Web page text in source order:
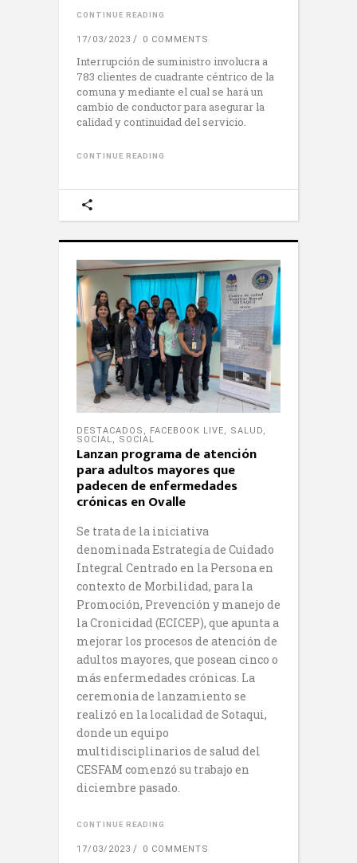
CONTINUE READING
17/03/2023 0 COMMENTS
Interrupción de suministro involucra a
783 clientes de cuadrante céntrico de la
comuna y mediante el cual se hará un
cambio de conductor para asegurar la
calidad y continuidad del servicio.
CONTINUE READING
DESTACADOS , FACEBOOK LIVE, SALUD,
SOCIAL, SOCIAL
Lanzan programa de atención
para adultos mayores que
padecen de enfermedades
crónicas en Ovalle
Se trata de la iniciativa
denominada Estrategia de Cuidado
Integral Centrado en la Persona en
contexto de Morbilidad, para la
Promoción, Prevención y manejo de
la Cronicidad (ECICEP), que apunta a
mejorar los procesos de atención de
adultos mayores, que posean cinco o
más enfermedades crónicas. La
ceremonia de lanzamiento se
realizó en la localidad de Sotaqui,
donde un equipo
multidisciplinarios de salud del
CESFAM comenzó su trabajo en
diciembre pasado.
CONTINUE READING
17/03/2023 0 COMMENTS